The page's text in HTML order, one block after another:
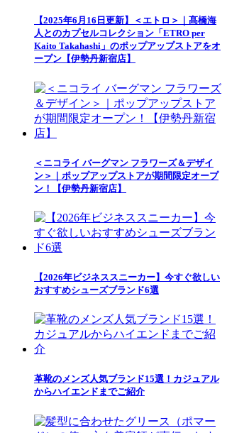
【2025年6月16日更新】＜エトロ＞｜髙橋海
人とのカプセルコレクション「ETRO per
Kaito Takahashi」のポップアップストアをオ
ープン【伊勢丹新宿店】
＜ニコライ バーグマン フラワーズ＆デザイ
ン＞｜ポップアップストアが期間限定オープ
ン！【伊勢丹新宿店】
【2026年ビジネススニーカー】今すぐ欲しい
おすすめシューズブランド6選
革靴のメンズ人気ブランド15選！カジュアル
からハイエンドまでご紹介